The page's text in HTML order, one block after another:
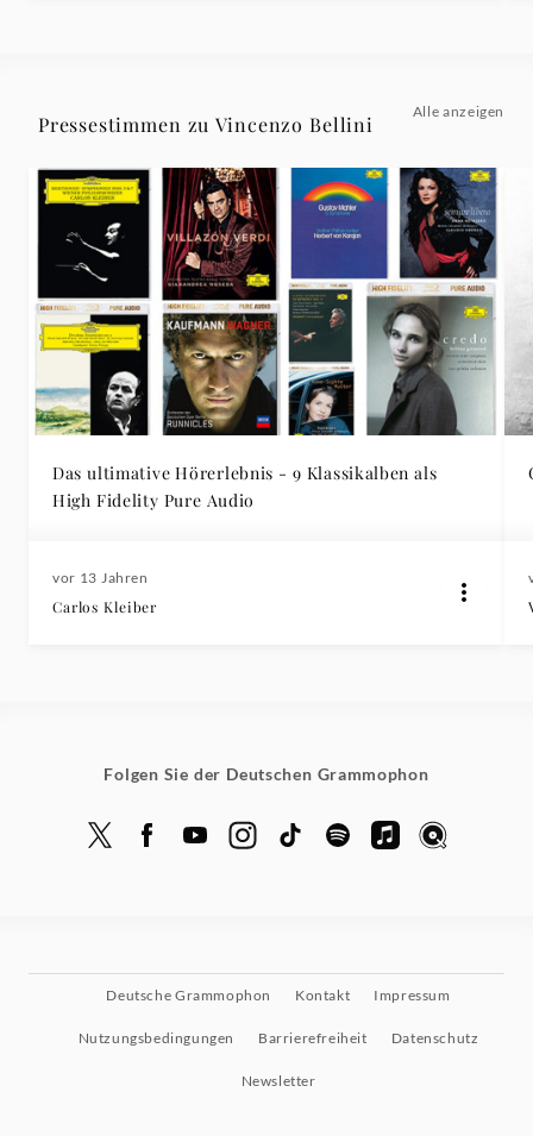
Pressestimmen zu Vincenzo Bellini
Alle anzeigen
Das ultimative Hörerlebnis - 9 Klassikalben als
High Fidelity Pure Audio
vor 13 Jahren
Carlos Kleiber
Folgen Sie der Deutschen Grammophon
Deutsche Grammophon Kontakt Impressum
Nutzungsbedingungen Barrierefreiheit Datenschutz
Newsletter